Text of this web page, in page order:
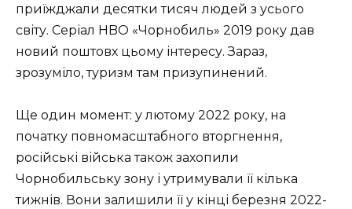
приїжджали десятки тисяч людей з усього
світу. Серіал HBO «Чорнобиль» 2019 року дав
новий поштовх цьому інтересу. Зараз,
зрозуміло, туризм там призупинений.
Ще один момент: у лютому 2022 року, на
початку повномасштабного вторгнення,
російські війська також захопили
Чорнобильську зону і утримували її кілька
тижнів. Вони залишили її у кінці березня 2022-